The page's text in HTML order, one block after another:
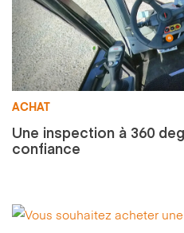
ACHAT
Une inspection à 360
confiance